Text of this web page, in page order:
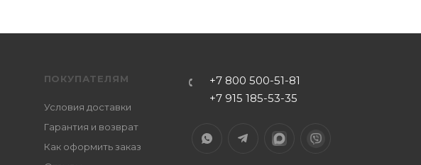
ПОКУПАТЕЛЯМ
Условия доставки
Гарантия и возврат
Как оформить заказ
+7 800 500-51-81
+7 915 185-53-35